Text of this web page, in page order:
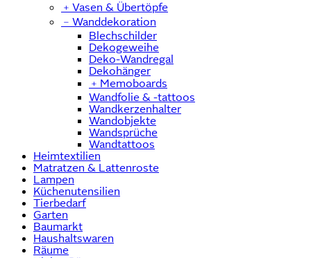
﹢ Vasen & Übertöpfe
﹣ Wanddekoration
Blechschilder
Dekogeweihe
Deko-Wandregal
Dekohänger
﹢ Memoboards
Wandfolie & -tattoos
Wandkerzenhalter
Wandobjekte
Wandsprüche
Wandtattoos
Heimtextilien
Matratzen & Lattenroste
Lampen
Küchenutensilien
Tierbedarf
Garten
Baumarkt
Haushaltswaren
Räume